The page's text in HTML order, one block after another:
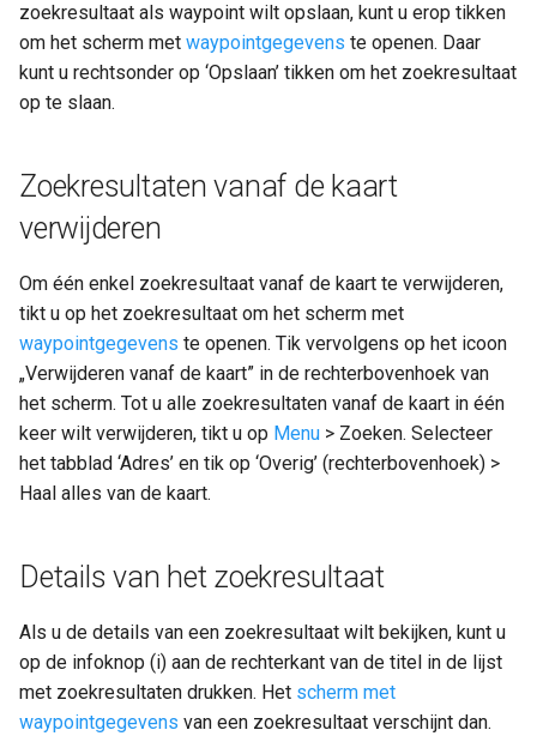
zoekresultaat als waypoint wilt opslaan, kunt u erop tikken
om het scherm met waypointgegevens te openen. Daar
kunt u rechtsonder op ‘Opslaan’ tikken om het zoekresultaat
op te slaan.
Zoekresultaten vanaf de kaart
verwijderen
Om één enkel zoekresultaat vanaf de kaart te verwijderen,
tikt u op het zoekresultaat om het scherm met
waypointgegevens te openen. Tik vervolgens op het icoon
„Verwijderen vanaf de kaart” in de rechterbovenhoek van
het scherm. Tot u alle zoekresultaten vanaf de kaart in één
keer wilt verwijderen, tikt u op Menu > Zoeken. Selecteer
het tabblad ‘Adres’ en tik op ‘Overig’ (rechterbovenhoek) >
Haal alles van de kaart.
Details van het zoekresultaat
Als u de details van een zoekresultaat wilt bekijken, kunt u
op de infoknop (i) aan de rechterkant van de titel in de lijst
met zoekresultaten drukken. Het scherm met
waypointgegevens van een zoekresultaat verschijnt dan.